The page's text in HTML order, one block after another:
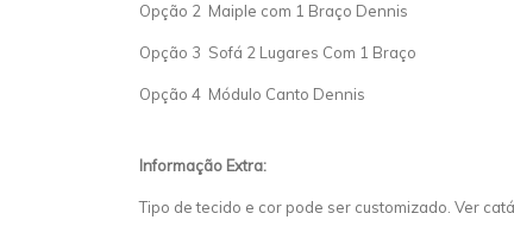
Opção 2 Maiple com 1 Braço Dennis
Opção 3 Sofá 2 Lugares Com 1 Braço
Opção 4 Módulo Canto Dennis
Informação Extra:
Tipo de tecido e cor pode ser customizado. Ver